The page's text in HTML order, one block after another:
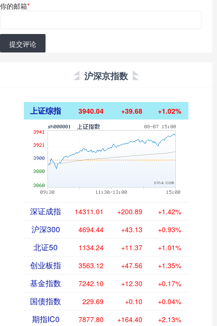
你的邮箱*
提交评论
沪深京指数
上证综指 3940.04 +39.68 +1.02%
深证成指 14311.01 +200.89 +1.42%
沪深300 4694.44 +43.13 +0.93%
北证50 1134.24 +11.37 +1.01%
创业板指 3563.12 +47.56 +1.35%
基金指数 7242.10 +12.30 +0.17%
国债指数 229.69 +0.10 +0.04%
期指IC0 7877.80 +164.40 +2.13%